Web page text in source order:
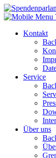
Kontakt
Service
Über uns